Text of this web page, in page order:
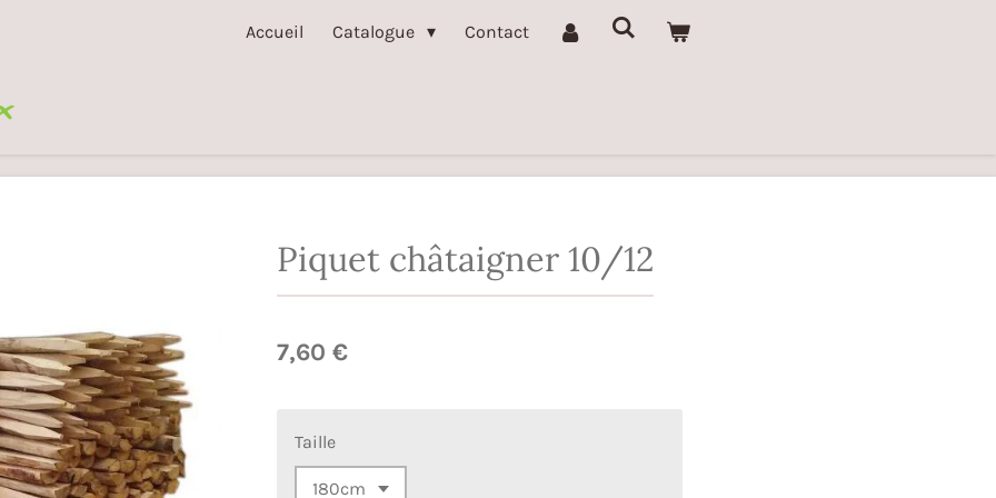
Accueil Catalogue Contact
Piquet châtaigner 10/12
7,60 €
Taille